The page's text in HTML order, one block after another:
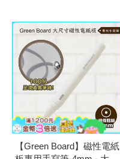
【Green Board】磁性電紙